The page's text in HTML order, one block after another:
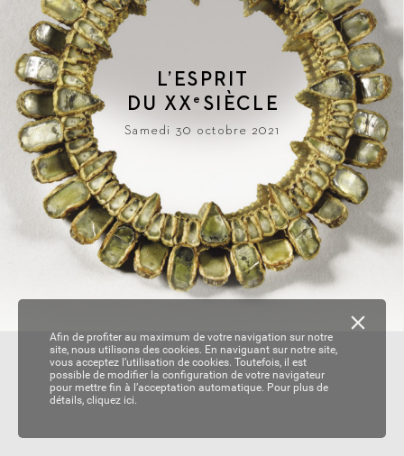
L’ESPRIT
DU XX e SIÈCLE
Samedi 30 octobre 2021
Afin de profiter au maximum de votre navigation sur notre
site, nous utilisons des cookies. En naviguant sur notre site,
vous acceptez l’utilisation de cookies. Toutefois, il est
possible de modifier la configuration de votre navigateur
pour mettre fin à l’acceptation automatique. Pour plus de
détails, cliquez ici.